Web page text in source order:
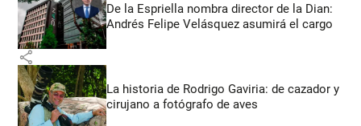
De la Espriella nombra director de la Dian:
Andrés Felipe Velásquez asumirá el cargo
share
La historia de Rodrigo Gaviria: de cazador y
cirujano a fotógrafo de aves